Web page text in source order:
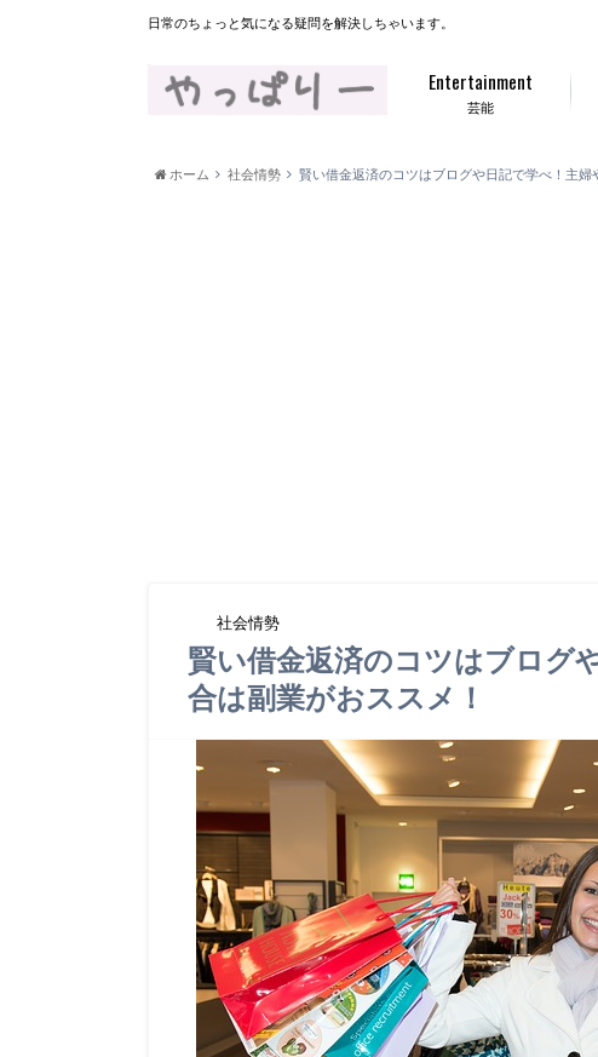
日常のちょっと気になる疑問を解決しちゃいます。
芸能
Entertainment
ホーム 社会情勢 賢い借金返済のコツはブログや日記で学べ！主婦
社会情勢
賢い借金返済のコツはブログ
合は副業がおススメ！